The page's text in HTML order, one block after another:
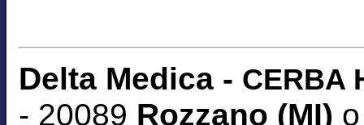
Delta Medica - CERBA
- 20089 Rozzano (MI)